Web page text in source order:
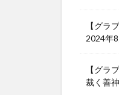
【グラ
2024年
【グラ
裁く善